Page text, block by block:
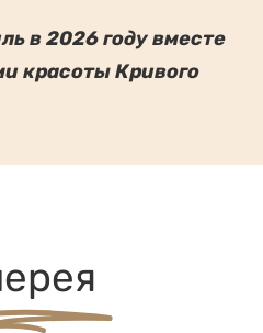
в 2026 году вместе
красоты Кривого